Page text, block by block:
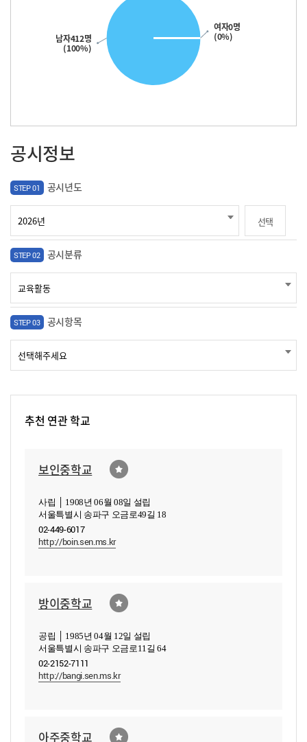
남자412명
(100%)
여자0명
(0%)
공시정보
STEP 01 공시년도
선택
STEP 02 공시분류
STEP 03 공시항목
추천 연관 학교
보인중학교
사립 │ 1908년 06월 08일 설립
서울특별시 송파구 오금로49길 18
02-449-6017
http://boin.sen.ms.kr
방이중학교
공립 │ 1985년 04월 12일 설립
서울특별시 송파구 오금로11길 64
02-2152-7111
http://bangi.sen.ms.kr
아주중학교